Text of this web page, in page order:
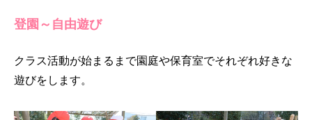
登園～自由遊び
クラス活動が始まるまで園庭や保育室でそれぞれ好きな
遊びをします。